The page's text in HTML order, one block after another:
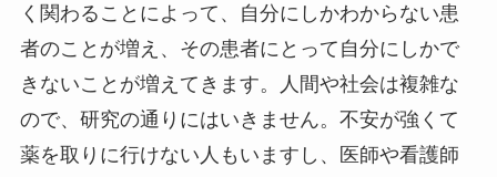
く関わることによって、自分にしかわからない患
者のことが増え、その患者にとって自分にしかで
きないことが増えてきます。人間や社会は複雑な
ので、研究の通りにはいきません。不安が強くて
薬を取りに行けない人もいますし、医師や看護師